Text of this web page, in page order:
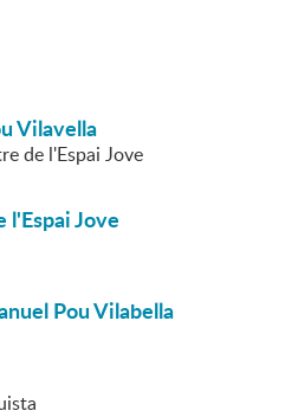
Vilavella
de l'Espai Jove
l'Espai Jove
Pou Vilabella